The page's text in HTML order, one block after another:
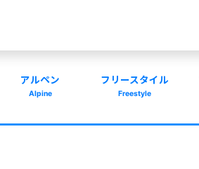
アルペン
Alpine
フリースタイル
Freestyle